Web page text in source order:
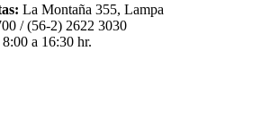
La Montaña 355, Lampa
/ (56-2) 2622 3030
a 16:30 hr.